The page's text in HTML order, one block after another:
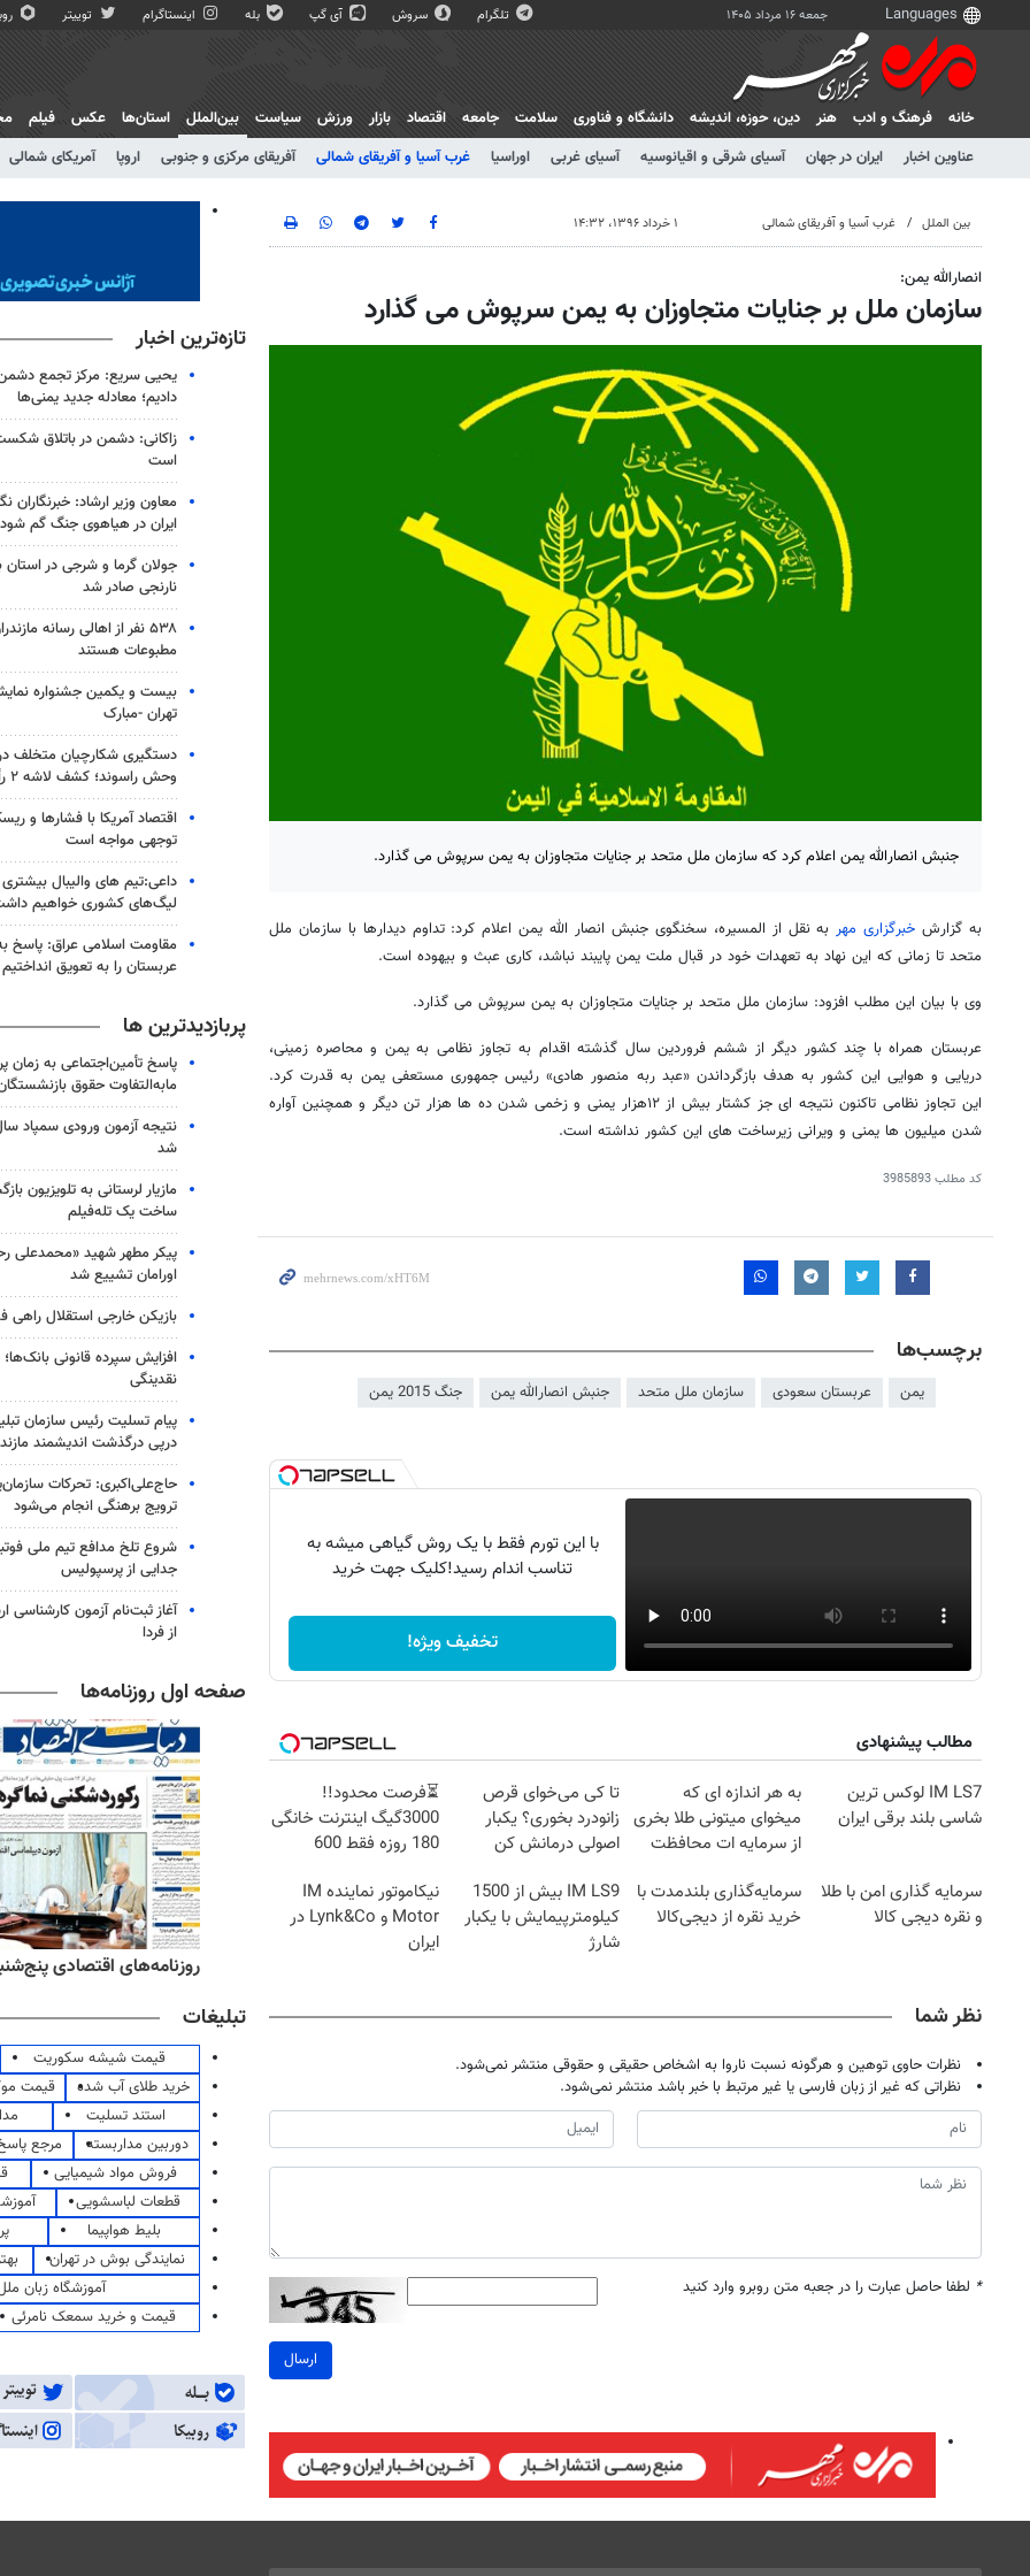
جمعه ۱۶ مرداد ۱۴۰۵ تلگرام سروش آی گپ بله اینستاگرام توییتر
خانه فرهنگ و ادب هنر دين، حوزه، انديشه دانشگاه و فناوری سلامت جامعه اقتصاد بازار ورزش سیاست
بین‌الملل
عناوین اخبار
ایران در جهان آسیای شرقی و اقیانوسیه آسیای غربی اوراسیا غرب آسیا و آفریقای شمالی آفریقای مرکزی و جنوبی اروپا آمریکای شمالی
استان‌ها عکس فیلم
بین الملل غرب آسیا و آفریقای شمالی ۱ خرداد ۱۳۹۶، ۱۴:۳۲
انصارالله یمن:
سازمان ملل بر جنایات متجاوزان به یمن سرپوش می گذارد
جنبش انصارالله یمن اعلام کرد که سازمان ملل متحد بر جنایات متجاوزان به یمن سرپوش می گذارد.
به گزارش خبرگزاری مهر به نقل از المسیره، سخنگوی جنبش انصار الله یمن اعلام کرد: تداوم دیدارها با سازمان ملل
متحد تا زمانی که این نهاد به تعهدات خود در قبال ملت یمن پایبند نباشد، کاری عبث و بیهوده است.
وی با بیان این مطلب افزود: سازمان ملل متحد بر جنایات متجاوزان به یمن سرپوش می گذارد.
عربستان همراه با چند کشور دیگر از ششم فروردین سال گذشته اقدام به تجاوز نظامی به یمن و محاصره زمینی،
دریایی و هوایی این کشور به هدف بازگرداندن «عبد ربه منصور هادی» رئیس جمهوری مستعفی یمن به قدرت کرد.
این تجاوز نظامی تاکنون نتیجه ای جز کشتار بیش از ۱۲هزار یمنی و زخمی شدن ده ها هزار تن دیگر و همچنین آواره
شدن میلیون ها یمنی و ویرانی زیرساخت های این کشور نداشته است.
کد مطلب3985893
برچسب‌ها
یمن عربستان سعودی سازمان ملل متحد جنبش انصارالله یمن جنگ 2015 یمن
با این تورم فقط با یک روش گیاهی میشه به
تناسب اندام رسید!کلیک جهت خرید
تخفیف ویژه!
مطالب پیشنهادی
IM LS7 لوکس ترین
شاسی بلند برقی ایران
به هر اندازه ای که
میخوای میتونی طلا بخری
از سرمایه ات محافظت
تا کی می‌خوای قرص
زانودرد بخوری؟ یکبار
اصولی درمانش کن
⏳فرصت محدود!!
3000گیگ اینترنت خانگی
180 روزه فقط 600
سرمایه گذاری امن با طلا
و نقره دیجی کالا
سرمایه‌گذاری بلندمدت با
خرید نقره از دیجی‌کالا
IM LS9 بیش از 1500
کیلومترپیمایش با یکبار
شارژ
نیکاموتور نماینده IM
Motor و Lynk&Co در
ایران
نظر شما
نظرات حاوی توهین و هرگونه نسبت ناروا به اشخاص حقیقی و حقوقی منتشر نمی‌شود.
نظراتی که غیر از زبان فارسی یا غیر مرتبط با خبر باشد منتشر نمی‌شود.
* لطفا حاصل عبارت را در جعبه متن روبرو وارد کنید
ارسال
تازه‌ترین اخبار
یحیی سریع: مرکز تجمع
دادیم؛ معادله جدید یمنی‌ها
زاکانی: دشمن در باتلاق
است
معاون وزیر ارشاد: خبرنگاران
ایران در هیاهوی جنگ گم شود
جولان گرما و شرجی در استان
نارنجی صادر شد
۵۳۸ نفر از اهالی رسانه
مطبوعات هستند
بیست و یکمین جشنواره
تهران -مبارک
دستگیری شکارچیان متخلف
وحش راسوند؛ کشف لاشه ۲ رأس گراز
اقتصاد آمریکا با فشارها و
توجهی مواجه است
داعی:تیم های والیبال بیشتری
لیگ‌های کشوری خواهیم
مقاومت اسلامی عراق: پاسخ
عربستان را به تعویق انداختیم
پربازدیدترین ها
پاسخ تأمین‌اجتماعی به زمان
مابه‌التفاوت حقوق
شد
مازیار لرستانی به تلویزیون
ساخت یک تله‌فیلم
پیکر مطهر شهید «محمدعلی
اورامان تشییع شد
بازیکن خارجی استقلال راهی
افزایش سپرده قانونی بانک‌ها؛
نقدینگی
پیام تسلیت رئیس سازمان
درپی درگذشت اندیشمند
حاج‌علی‌اکبری: تحرکات
ترویج برهنگی انجام می‌شود
شروع تلخ مدافع تیم ملی
جدایی از پرسپولیس
آغاز ثبت‌نام‌ آزمون
از فردا
صفحه اول روزنامه‌ها
روزنامه‌های اقتصادی پنج‌شنبه ۱۵ مرداد
تبلیغات
قیمت شیشه سکوریت
خرید طلای آب شده
قیمت
استند تسلیت
دوربین مداربسته
مرجع
فروش مواد شیمیایی
قطعات لباسشویی
بلیط هواپیما
نمایندگی بوش در تهران
آموزشگاه زبان
قیمت و خرید سمعک نامرئی